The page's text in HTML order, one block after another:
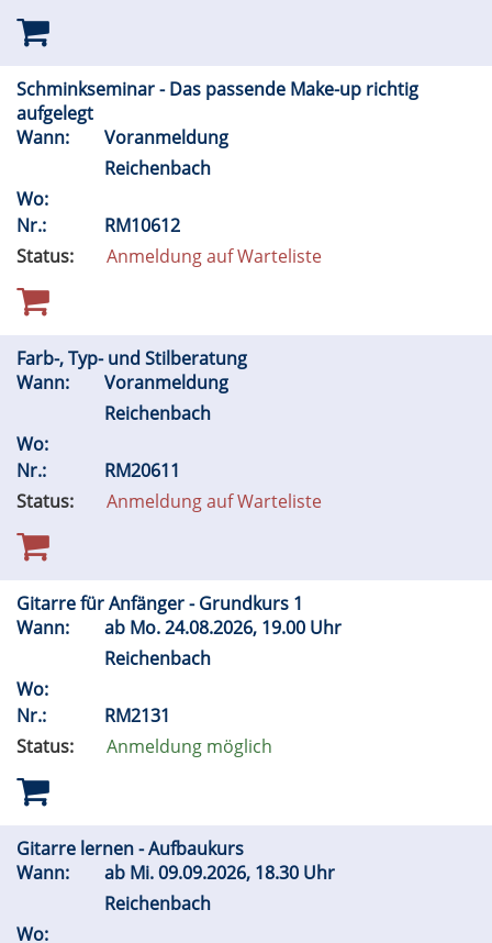
Schminkseminar - Das passende Make-up richtig
aufgelegt
Wann:
Voranmeldung
Reichenbach
Wo:
Nr.:
RM10612
Status:
Anmeldung auf Warteliste
Farb-, Typ- und Stilberatung
Wann:
Voranmeldung
Reichenbach
Wo:
Nr.:
RM20611
Status:
Anmeldung auf Warteliste
Gitarre für Anfänger - Grundkurs 1
Wann:
ab Mo.24.08.2026, 19.00 Uhr
Reichenbach
Wo:
Nr.:
RM2131
Status:
Anmeldung möglich
Gitarre lernen - Aufbaukurs
Wann:
ab Mi.09.09.2026, 18.30 Uhr
Reichenbach
Wo: